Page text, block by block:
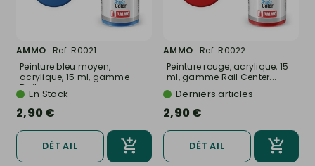
AMMO
Ref. R0021
Peinture bleu moyen,
acrylique, 15 ml, gamme
Rail...En Stock
2,90 €
DÉTAIL
AMMO
Ref. R0022
Peinture rouge, acrylique, 15
ml, gamme Rail Center...
Derniers articles
2,90 €
DÉTAIL